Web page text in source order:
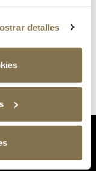
detalles